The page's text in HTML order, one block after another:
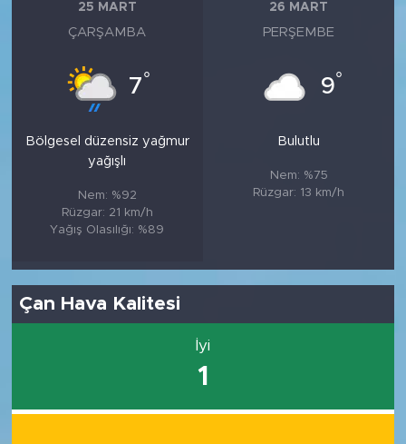
25 MART
ÇARŞAMBA
7°
Bölgesel düzensiz yağmur
yağışlı
Nem: %92
Rüzgar: 21 km/h
Yağış Olasılığı: %89
26 MART
PERŞEMBE
9°
Bulutlu
Nem: %75
Rüzgar: 13 km/h
Çan Hava Kalitesi
İyi
1